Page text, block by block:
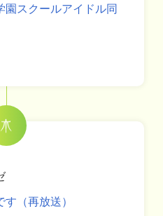
園スクールアイドル同
（再放送）